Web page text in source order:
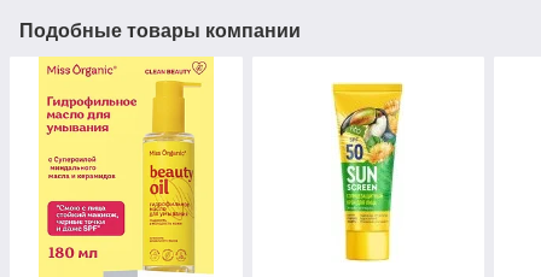
Подобные товары компании